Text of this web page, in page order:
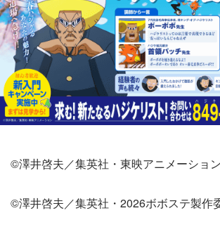
©澤井啓夫／集英社・東映アニメーション
©澤井啓夫／集英社・2026ボボステ製作